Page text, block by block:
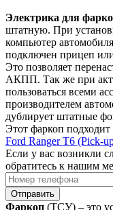
Электрика для
штатную. При
компьютер
подключен прицеп
Это позволяет
АКПП. Так же при
пользоваться всеми
производителем
дублирует штатные
Этот фаркоп подходит
Ford Ranger T6 (Pick-
Если у вас возникли
обратитесь к нашим
Отправить
Фаркоп (ТСУ) – это